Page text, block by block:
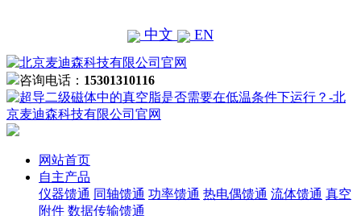
中文 EN
咨询电话： 15301310116
网站首页
自主产品
仪器馈通 同轴馈通 功率馈通 热电偶馈通 流体馈通 真空
附件 数据传输馈通